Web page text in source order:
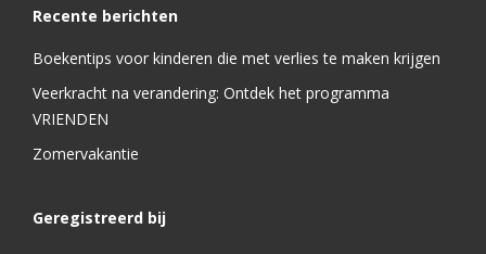
Recente berichten
Boekentips voor kinderen die met verlies te maken krijgen
Veerkracht na verandering: Ontdek het programma
VRIENDEN
Zomervakantie
Geregistreerd bij